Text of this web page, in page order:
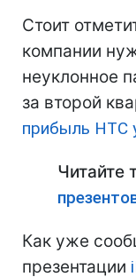
Стоит
компании
неуклонное
за второй
прибыль НТС
Читайте
Как уже
презентации